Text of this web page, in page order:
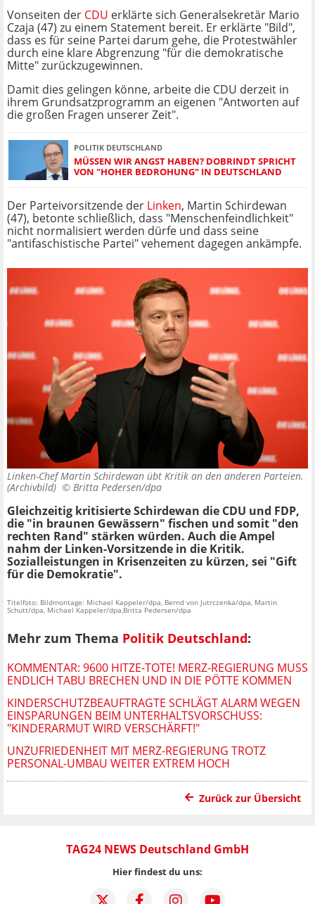
Vonseiten der CDU erklärte sich Generalsekretär Mario
Czaja (47) zu einem Statement bereit. Er erklärte "Bild",
dass es für seine Partei darum gehe, die Protestwähler
durch eine klare Abgrenzung "für die demokratische
Mitte" zurückzugewinnen.
Damit dies gelingen könne, arbeite die CDU derzeit in
ihrem Grundsatzprogramm an eigenen "Antworten auf
die großen Fragen unserer Zeit".
POLITIK DEUTSCHLAND
MÜSSEN WIR ANGST HABEN? DOBRINDT SPRICHT
VON "HOHER BEDROHUNG" IN DEUTSCHLAND
Der Parteivorsitzende der Linken, Martin Schirdewan
(47), betonte schließlich, dass "Menschenfeindlichkeit"
nicht normalisiert werden dürfe und dass seine
"antifaschistische Partei" vehement dagegen ankämpfe.
Linken-Chef Martin Schirdewan übt Kritik an den anderen Parteien.
(Archivbild) © Britta Pedersen/dpa
Gleichzeitig kritisierte Schirdewan die CDU und FDP,
die "in braunen Gewässern" fischen und somit "den
rechten Rand" stärken würden. Auch die Ampel
nahm der Linken-Vorsitzende in die Kritik.
Sozialleistungen in Krisenzeiten zu kürzen, sei "Gift
für die Demokratie".
Titelfoto: Bildmontage: Michael Kappeler/dpa, Bernd von Jutrczenka/dpa, Martin
Schutt/dpa, Michael Kappeler/dpa,Britta Pedersen/dpa
Mehr zum Thema Politik Deutschland:
KOMMENTAR: 9600 HITZE-TOTE! MERZ-REGIERUNG MUSS
ENDLICH TABU BRECHEN UND IN DIE PÖTTE KOMMEN
KINDERSCHUTZBEAUFTRAGTE SCHLÄGT ALARM WEGEN
EINSPARUNGEN BEIM UNTERHALTSVORSCHUSS:
"KINDERARMUT WIRD VERSCHÄRFT!"
UNZUFRIEDENHEIT MIT MERZ-REGIERUNG TROTZ
PERSONAL-UMBAU WEITER EXTREM HOCH
Zurück zur Übersicht
TAG24 NEWS Deutschland GmbH
Hier findest du uns: